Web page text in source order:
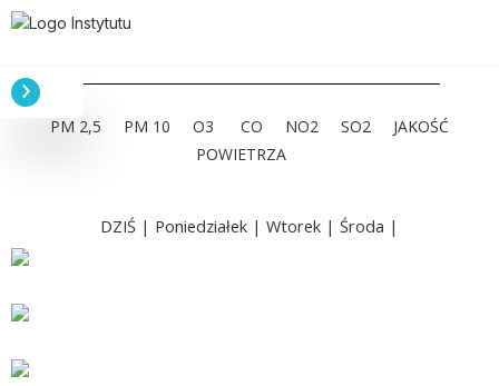
PM 2,5 PM 10 O3 CO NO2 SO2
JAKOŚĆ
POWIETRZA
DZIŚ | Poniedziałek | Wtorek | Środa |